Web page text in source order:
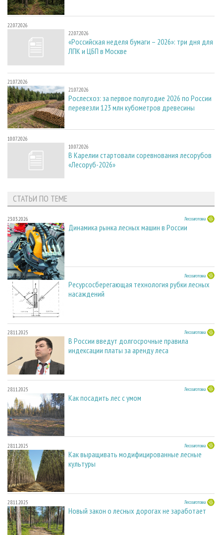
22.07.2026
22.07.2026
«Российская неделя бумаги – 2026»: три дня для
ЛПК и ЦБП в Москве
21.07.2026
21.07.2026
Рослесхоз: за первое полугодие 2026 по России
перевезли 123 млн кубометров древесины
10.07.2026
10.07.2026
В Карелии стартовали соревнования лесорубов
«Лесоруб-2026»
СТАТЬИ ПО ТЕМЕ
23.03.2026 Лесозаготовка
Динамика рынка лесных машин в России
23.03.2026 Лесозаготовка
Ресурсосберегающая технология рубки лесных
насаждений
28.11.2025 Лесозаготовка
В России введут долгосрочные правила
индексации платы за аренду леса
28.11.2025 Лесозаготовка
Как посадить лес с умом
28.11.2025 Лесозаготовка
Как выращивать модифицированные лесные
культуры
28.11.2025 Лесозаготовка
Новый закон о лесных дорогах не заработает